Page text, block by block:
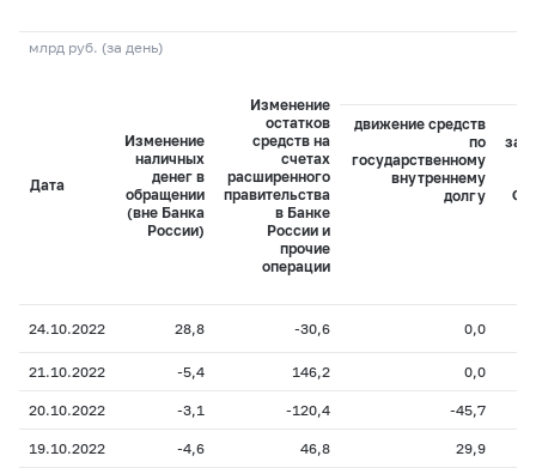
млрд руб. (за день)
Дата
Изменение
наличных
денег в
обращении
(вне Банка
России)
Изменение
остатков
средств на
счетах
расширенного
правительства
в Банке
России и
прочие
операции
движение средств
по
государственному
внутреннему
долгу
24.10.2022 28,8 -30,6 0,0
21.10.2022 -5,4 146,2 0,0
20.10.2022 -3,1 -120,4 -45,7
19.10.2022 -4,6 46,8 29,9